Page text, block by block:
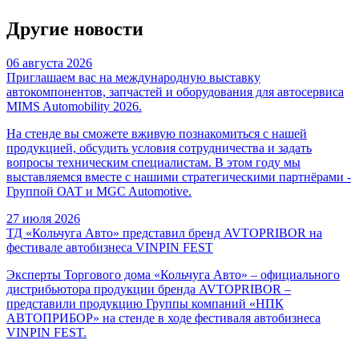
Другие новости
06 августа 2026
Приглашаем вас на международную выставку
автокомпонентов, запчастей и оборудования для автосервиса
MIMS Automobility 2026.
На стенде вы сможете вживую познакомиться с нашей
продукцией, обсудить условия сотрудничества и задать
вопросы техническим специалистам. В этом году мы
выставляемся вместе с нашими стратегическими партнёрами -
Группой ОАТ и MGC Automotive.
27 июля 2026
ТД «Кольчуга Авто» представил бренд AVTOPRIBOR на
фестивале автобизнеса VINPIN FEST
Эксперты Торгового дома «Кольчуга Авто» – официального
дистрибьютора продукции бренда AVTOPRIBOR –
представили продукцию Группы компаний «НПК
АВТОПРИБОР» на стенде в ходе фестиваля автобизнеса
VINPIN FEST.